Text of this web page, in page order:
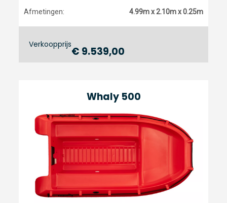
Afmetingen:
4.99m x 2.10m x 0.25m
Verkoopprijs
€ 9.539,00
Whaly 500